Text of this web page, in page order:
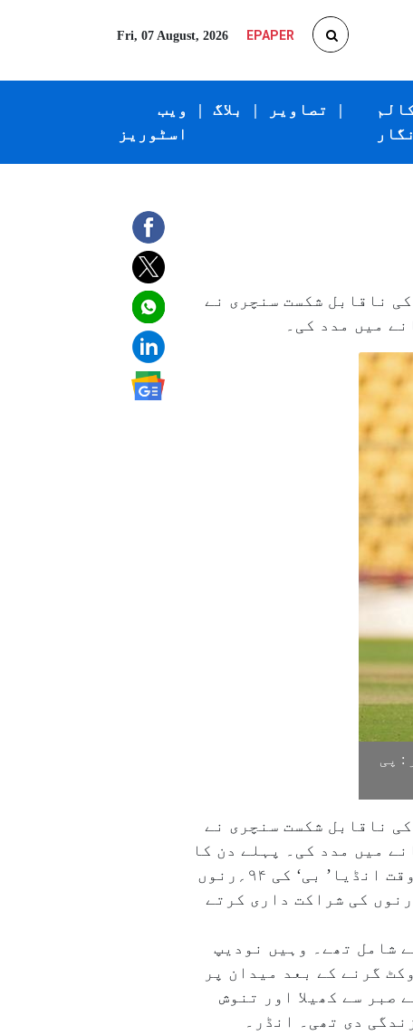
Fri, 07 August, 2026 EPAPER
ویب
اسٹوریز
| بلاگ | تصاویر |
نگار
لیکن مشیر خان کی ناقابل شکست سنچری نے
میں مدد کی۔
: پی
لیکن مشیر خان کی ناقابل شکست سنچری نے
میں مدد کی۔ پہلے دن کا
کھیل ختم ہونے تک انڈیا’بی‘ نے۷؍ وکٹوں پر ۲۰۲؍رن بنا لئے تھے۔ قابل ذکر ہے کہ ایک وقت انڈیا’ بی‘ کی ۹۴؍رنوں
گر چکی تھیں لیکن اس کے بعد مشیر خان نے نودیپ سینی کے ساتھ مل کر ۱۰۸؍ رنوں کی شراکت داری کرتے
۲۲۷؍گیندیں کھیل کر ۱۰۵؍رن بنائے جن میں ۱۰؍چوکے اور ۲؍ چھکے شامل تھے۔ وہیں نودیپ
ایشورن کی وکٹ گرنے کے بعد میدان پر
صبر سے کھیلا اور تنوش
نے اپنی ہی گیند پر ۶۹؍ کے اسکور پر زندگی دی تھی۔ انڈر۔